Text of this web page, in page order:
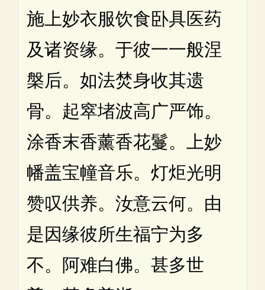
施上妙衣服饮食卧具医药
及诸资缘。于彼一一般涅
槃后。如法焚身收其遗
骨。起窣堵波高广严饰。
涂香末香薰香花鬘。上妙
幡盖宝幢音乐。灯炬光明
赞叹供养。汝意云何。由
是因缘彼所生福宁为多
不。阿难白佛。甚多世